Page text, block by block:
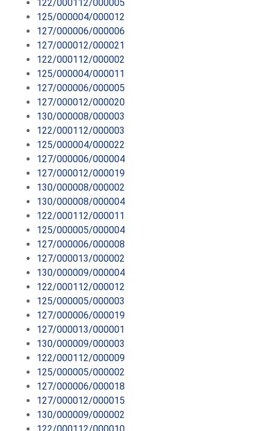
122/000112/000005
125/000004/000012
127/000006/000006
127/000012/000021
122/000112/000002
125/000004/000011
127/000006/000005
127/000012/000020
130/000008/000003
122/000112/000003
125/000004/000022
127/000006/000004
127/000012/000019
130/000008/000002
130/000008/000004
122/000112/000011
125/000005/000004
127/000006/000008
127/000013/000002
130/000009/000004
122/000112/000012
125/000005/000003
127/000006/000019
127/000013/000001
130/000009/000003
122/000112/000009
125/000005/000002
127/000006/000018
127/000012/000015
130/000009/000002
122/000112/000010